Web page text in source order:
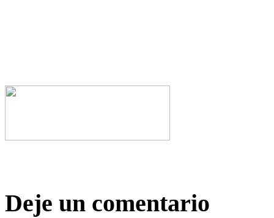
Deje un comentario